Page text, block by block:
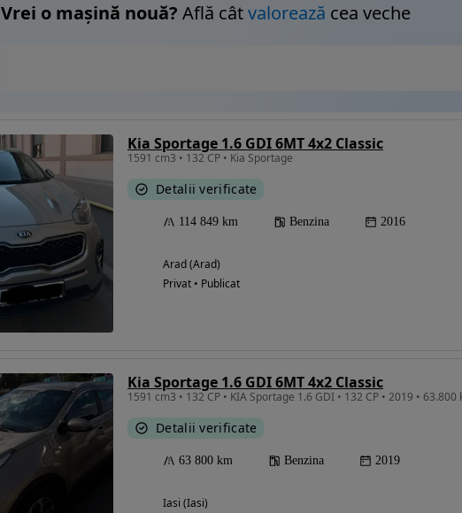
Vrei o mașină nouă? Află câtvalorează cea veche
Kia Sportage 1.6 GDI 6MT 4x2 Classic
1591 cm3 • 132 CP • Kia Sportage
Detalii verificate
114 849 km Benzina 2016
Arad (Arad)
Privat • Publicat
Kia Sportage 1.6 GDI 6MT 4x2 Classic
Detalii verificate
63 800 km Benzina 2019
Iasi (Iasi)